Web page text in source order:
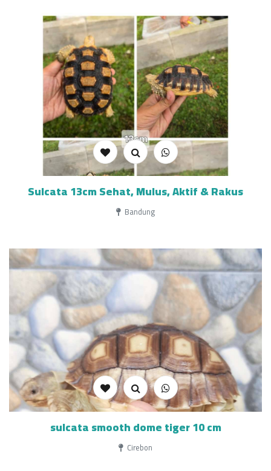
Sulcata 13cm Sehat, Mulus, Aktif & Rakus
Bandung
sulcata smooth dome tiger 10 cm
Cirebon